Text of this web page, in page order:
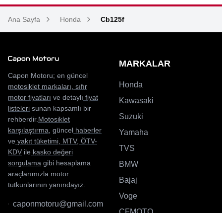
Ana Sayfa Honda Cb125f
Capon Motoru; en güncel
motosiklet markaları sıfır
motor fiyatları ve detaylı fiyat
listeleri sunan kapsamlı bir
rehberdir. Motosiklet
karşılaştırma , güncel haberler
ve yakıt tüketimi MTV, ÖTV-
KDV ile kasko değeri
sorgulama gibi hesaplama
araçlarımızla motor
tutkunlarının yanındayız.
caponmotoru@gmail.com
MARKALAR
Honda
Kawasaki
Suzuki
Yamaha
TVS
BMW
Bajaj
Voge